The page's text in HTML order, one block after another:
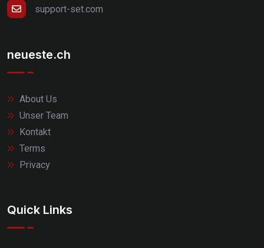
support-set.com
neueste.ch
About Us
Unser Team
Kontakt
Terms
Privacy
Quick Links